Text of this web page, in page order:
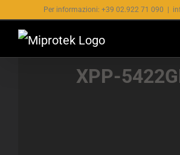
contenuto
Per informazioni: +39 02.922 71 090
XPP-